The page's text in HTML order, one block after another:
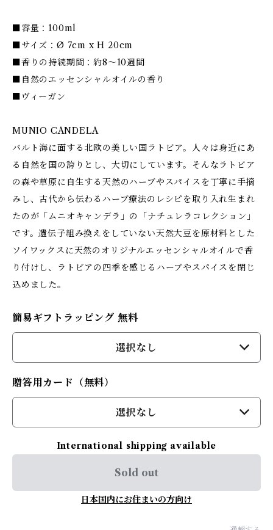
■容量：100ml
■サイズ：Ø 7cm x H 20cm
■香りの持続期間：約8～10週間
■自然のエッセンシャルオイルの香り
■ヴィーガン
MUNIO CANDELA
バルト海に面する北欧の美しい国ラトビア。人々は身近にあ
る自然を国の誇りとし、大切にしています。そんなラトビア
の森や草原に自生する天然のハーブやスパイスを丁寧に手摘
みし、古代から伝わるハーブ療法のレシピを取り入れ生まれ
たのが「ムニオキャンデラ」の「ナチュレラコレクション」
です。遺伝子組み換えをしていない天然大豆を原材料とした
ソイワックスに天然のオリジナルエッセンシャルオイルで香
り付けし、ラトビアの四季を感じるハーブやスパイスを閉じ
込めました。
簡易ギフトラッピング 無料
選択なし
贈答用カード（無料）
選択なし
International shipping available
Sold out
日本国内にお住まいの方向け